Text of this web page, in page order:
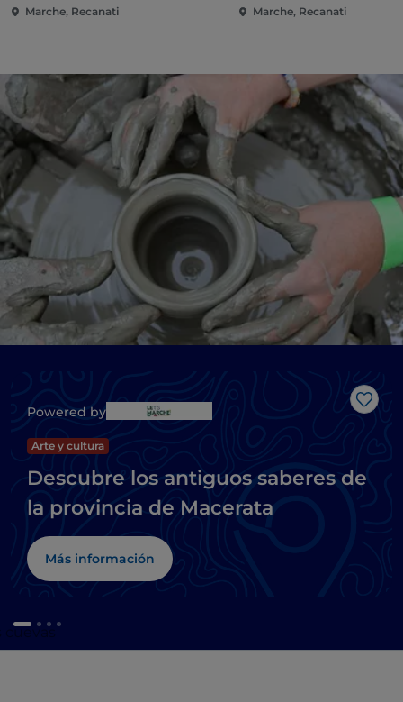
Marche, Recanati Marche, Recanati
Me
Powered by
Arte y cultura
Descubre los antiguos saberes de
la provincia de Macerata
Más información